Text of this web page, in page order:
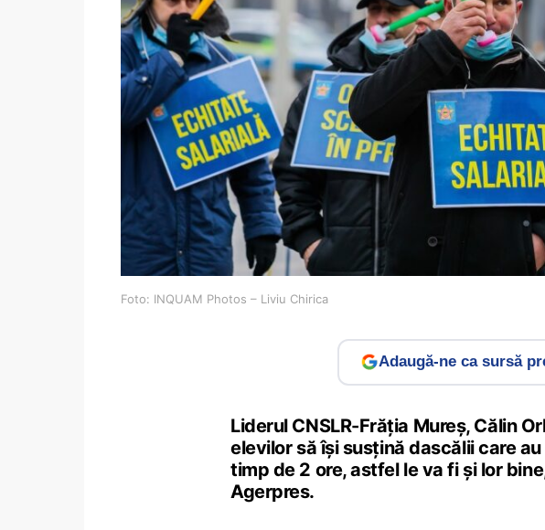
Foto: INQUAM Photos – Liviu Chirica
Adaugă-ne ca sursă
Liderul CNSLR-Frăţia Mureş, Călin
elevilor să îşi susţină dascălii care
timp de 2 ore, astfel le va fi şi lor
Agerpres.